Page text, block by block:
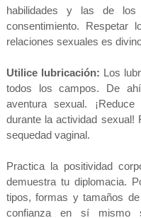
habilidades y las de los
consentimiento.
relaciones sexuales es
Utilice lubricación: Los
todos los campos. De
aventura sexual.
durante la actividad sexual!
sequedad vaginal.
Practica la positividad
demuestra tu diplomacia.
tipos, formas y tamaños
confianza en sí mismo